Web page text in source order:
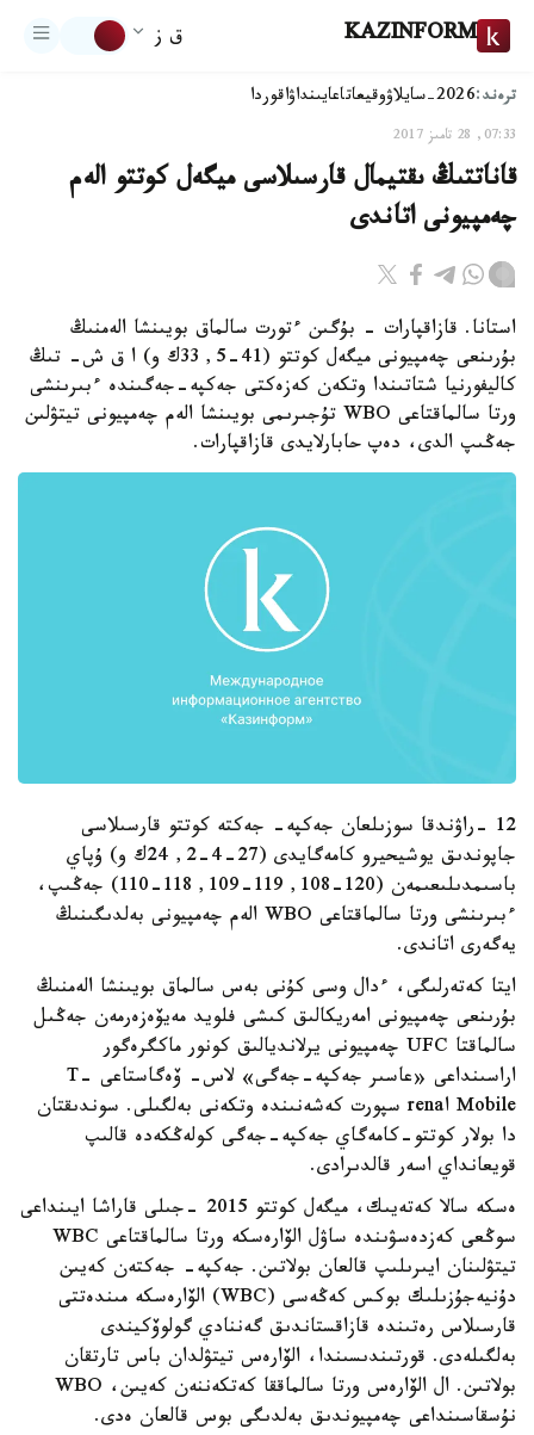
KAZINFORM ق ز
ترەند:2026-سايلاۋ وقيعاتاعايىنداۋاقوردا
07:33, 28 تامىز 2017
قاناتتىڭ ىقتيمال قارسىلاسى ميگەل كوتتو الەم
چەمپيونى اتاندى
استانا. قازاقپارات - بۇگىن ءتورت سالماق بويىنشا الەمنىڭ
بۇرىنعى چەمپيونى ميگەل كوتتو (41-5, 33ك و) ا ق ش- تىڭ
كاليفورنيا شتاتىندا وتكەن كەزەكتى جەكپە-جەگىندە ءبىرىنشى
ورتا سالماقتاعى WBO تۇجىرىمى بويىنشا الەم چەمپيونى تيتۋلىن
جەڭىپ الدى، دەپ حابارلايدى قازاقپارات.
12 -راۋندقا سوزىلعان جەكپە- جەكتە كوتتو قارسىلاسى
جاپوندىق يوشيحيرو كامەگايدى (27-4-2, 24ك و) ۇپاي
باسىمدىلىعىمەن (120-108, 119-109, 118-110) جەڭىپ،
ءبىرىنشى ورتا سالماقتاعى WBO الەم چەمپيونى بەلدىگىنىڭ
يەگەرى اتاندى.
ايتا كەتەرلىگى، ءدال وسى كۇنى بەس سالماق بويىنشا الەمنىڭ
بۇرىنعى چەمپيونى امەريكالىق كىشى فلويد مەيۆەزەرمەن جەڭىل
سالماقتا UFC چەمپيونى يرلانديالىق كونور ماكگرەگور
اراسىنداعى «عاسىر جەكپە-جەگى» لاس- ۆەگاستاعى T-
Mobile اrena سپورت كەشەنىندە وتكەنى بەلگىلى. سوندىقتان
دا بولار كوتتو-كامەگاي جەكپە-جەگى كولەڭكەدە قالىپ
قويعانداي اسەر قالدىرادى.
ەسكە سالا كەتەيىك، ميگەل كوتتو 2015 -جىلى قاراشا ايىنداعى
سوڭعى كەزدەسۋىندە ساۋل الۆارەسكە ورتا سالماقتاعى WBC
تيتۋلىنان ايىرىلىپ قالعان بولاتىن. جەكپە- جەكتەن كەيىن
دۇنيەجۇزىلىك بوكس كەڭەسى (WBC) الۆارەسكە مىندەتتى
قارسىلاس رەتىندە قازاقستاندىق گەننادي گولوۆكيندى
بەلگىلەدى. قورتىندىسىندا، الۆارەس تيتۋلدان باس تارتقان
بولاتىن. ال الۆارەس ورتا سالماققا كەتكەننەن كەيىن، WBO
نۇسقاسىنداعى چەمپيوندىق بەلدىگى بوس قالعان ەدى.